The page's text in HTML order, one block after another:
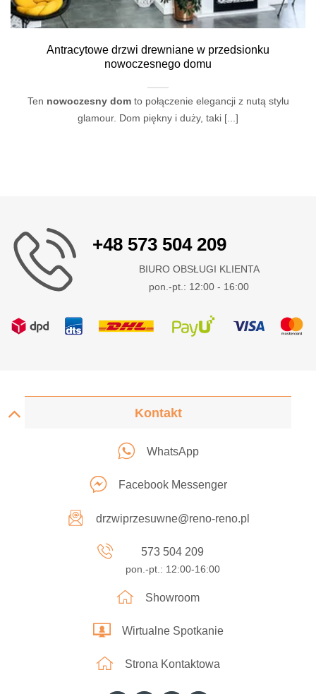
Antracytowe drzwi drewniane w przedsionku
nowoczesnego domu
Ten nowoczesny domto połączenie elegancji z nutą stylu
glamour. Dom piękny i duży, taki [...]
+48 573 504 209
BIURO OBSŁUGI KLIENTA
pon.-pt.: 12:00 - 16:00
Kontakt
WhatsApp
Facebook Messenger
drzwiprzesuwne@reno-reno.pl
573 504 209
pon.-pt.: 12:00-16:00
Showroom
Wirtualne Spotkanie
Strona Kontaktowa